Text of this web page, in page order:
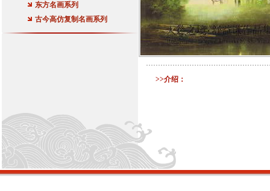
东方名画系列
古今高仿复制名画系列
>>介绍：